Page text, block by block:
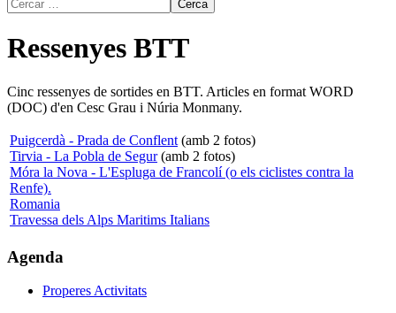
Cerca
Ressenyes BTT
Cinc ressenyes de sortides en BTT. Articles en format WORD
(DOC) d'en Cesc Grau i Núria Monmany.
Puigcerdà - Prada de Conflent (amb 2 fotos)
Tirvia - La Pobla de Segur(amb 2 fotos)
Móra la Nova - L'Espluga de Francolí (o els ciclistes contra la
Renfe).
Romania
Travessa dels Alps Maritims Italians
Agenda
Properes Activitats